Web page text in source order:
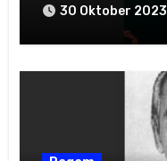
30 Oktober 2023